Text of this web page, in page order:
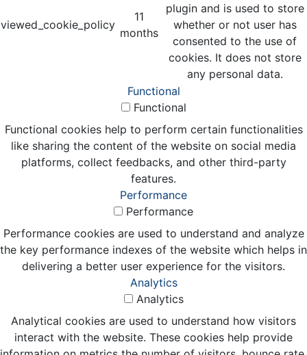
viewed_cookie_policy
11
months
plugin and is used to store
whether or not user has
consented to the use of
cookies. It does not store
any personal data.
Functional
Functional
Functional cookies help to perform certain functionalities
like sharing the content of the website on social media
platforms, collect feedbacks, and other third-party
features.
Performance
Performance
Performance cookies are used to understand and analyze
the key performance indexes of the website which helps in
delivering a better user experience for the visitors.
Analytics
Analytics
Analytical cookies are used to understand how visitors
interact with the website. These cookies help provide